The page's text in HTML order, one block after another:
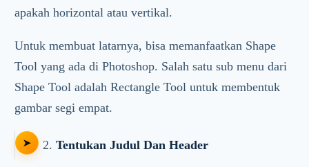
apakah horizontal atau vertikal.
Untuk membuat latarnya, bisa memanfaatkan Shape
Tool yang ada di Photoshop. Salah satu sub menu dari
Shape Tool adalah Rectangle Tool untuk membentuk
gambar segi empat.
2. Tentukan Judul Dan Header